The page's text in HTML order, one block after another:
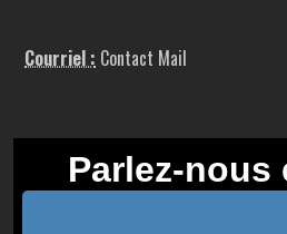
Courriel : Contact Mail